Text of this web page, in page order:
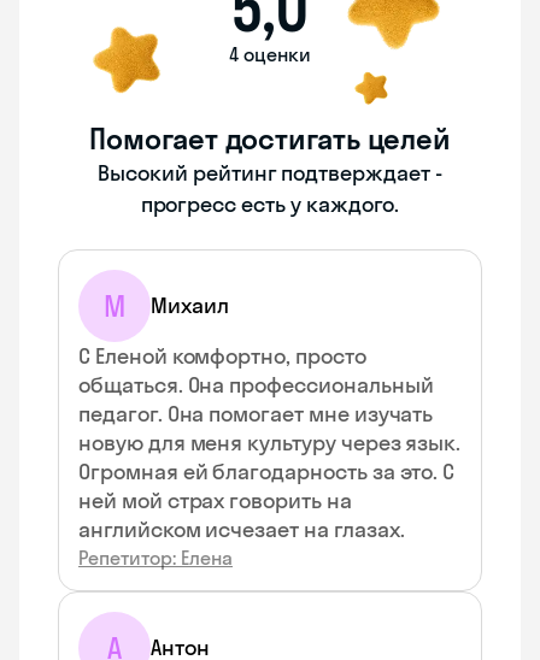
4 оценки
Помогает достигать целей
Высокий рейтинг подтверждает -
прогресс есть у каждого.
М
Михаил
С Еленой комфортно, просто
общаться. Она профессиональный
педагог. Она помогает мне изучать
новую для меня культуру через язык.
Огромная ей благодарность за это. С
ней мой страх говорить на
английском исчезает на глазах.
Репетитор: Елена
А Антон